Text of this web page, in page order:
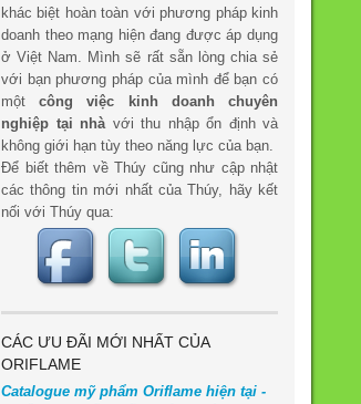
khác biệt hoàn toàn với phương pháp kinh
doanh theo mạng hiện đang được áp dụng
ở Việt Nam. Mình sẽ rất sẵn lòng chia sẻ
với bạn phương pháp của mình để bạn có
mộtcông việc kinh doanh chuyên
nghiệp tại nhàvới thu nhập ổn định và
không giới hạn tùy theo năng lực của bạn.
Để biết thêm về Thúy cũng như cập nhật
các thông tin mới nhất của Thúy, hãy kết
nối với Thúy qua:
CÁC ƯU ĐÃI MỚI NHẤT CỦA
ORIFLAME
Catalogue mỹ phẩm Oriflame hiện tại -